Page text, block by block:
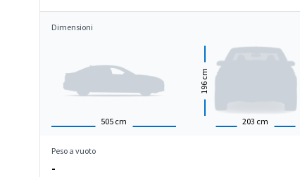
Dimensioni
505 cm 203 cm
196
cm
Peso a vuoto
-